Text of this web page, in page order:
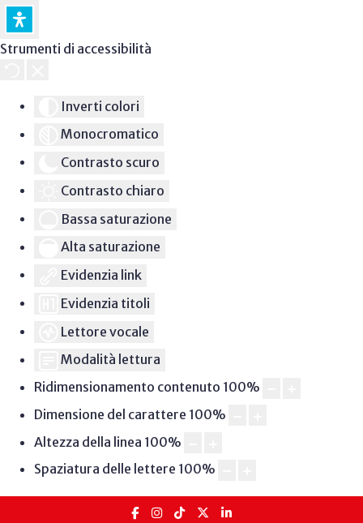
Strumenti di accessibilità
Inverti colori
Monocromatico
Contrasto scuro
Contrasto chiaro
Bassa saturazione
Alta saturazione
Evidenzia link
Evidenzia titoli
Lettore vocale
Modalità lettura
Ridimensionamento contenuto 100%
Dimensione del carattere 100%
Altezza della linea 100%
Spaziatura delle lettere 100%